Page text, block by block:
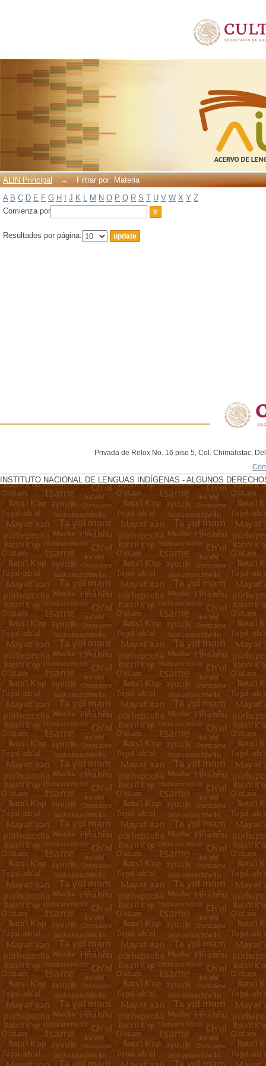
ALIN Principal →
Filtrar por: Materia
A B C D E F G H J K L M N O P Q R S T U V W X Y Z
Comienza por
Resultados por página:
Privada de Relox No. 16 piso 5, Col. Chimalistac,
INSTITUTO NACIONAL DE LENGUAS INDÍGENAS - ALGUNOS